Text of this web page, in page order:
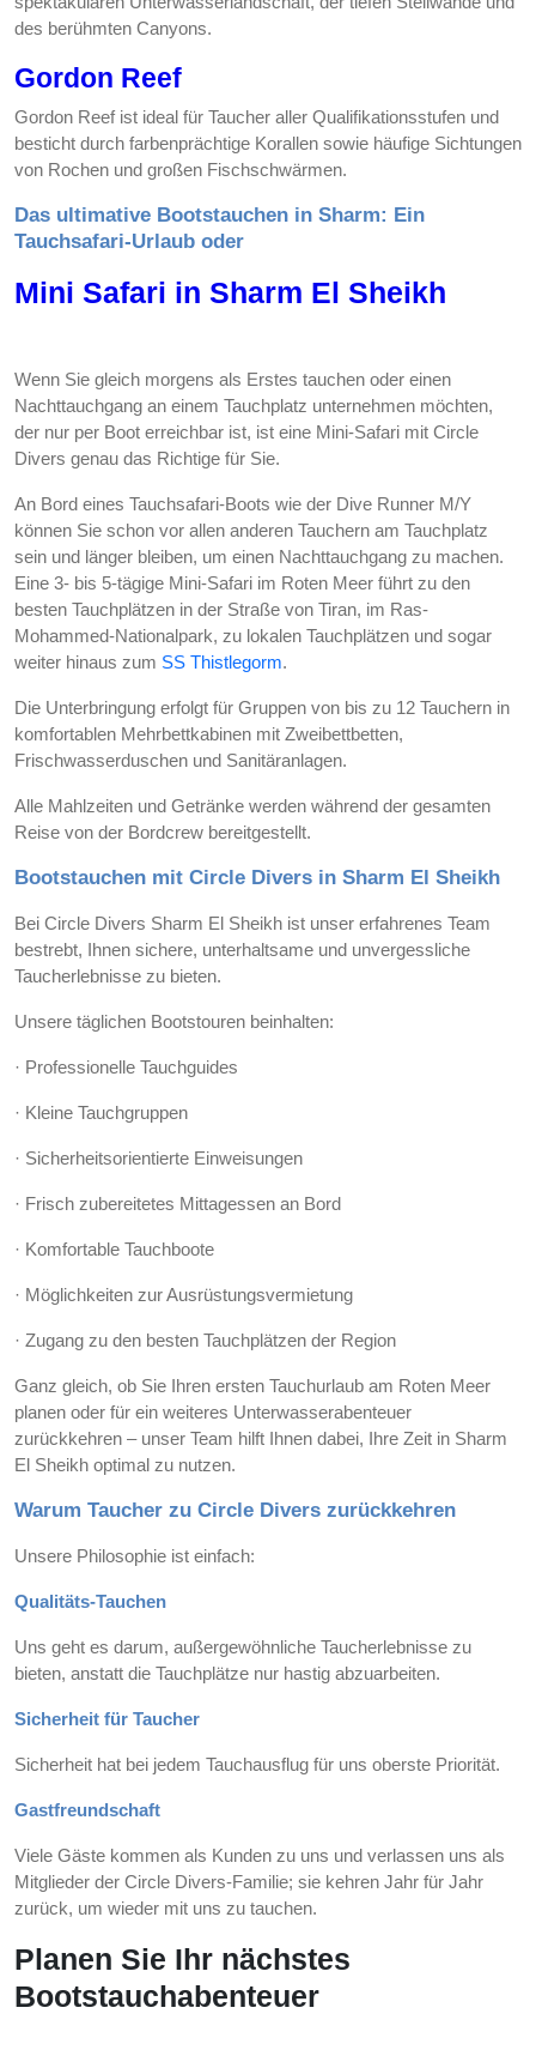
des berühmten Canyons.
Gordon Reef
Gordon Reef ist ideal für Taucher aller Qualifikationsstufen und
besticht durch farbenprächtige Korallen sowie häufige Sichtungen
von Rochen und großen Fischschwärmen.
Das ultimative Bootstauchen in Sharm: Ein
Tauchsafari-Urlaub oder
Mini Safari in Sharm El Sheikh
Wenn Sie gleich morgens als Erstes tauchen oder einen
Nachttauchgang an einem Tauchplatz unternehmen möchten,
der nur per Boot erreichbar ist, ist eine Mini-Safari mit Circle
Divers genau das Richtige für Sie.
An Bord eines Tauchsafari-Boots wie der Dive Runner M/Y
können Sie schon vor allen anderen Tauchern am Tauchplatz
sein und länger bleiben, um einen Nachttauchgang zu machen.
Eine 3- bis 5-tägige Mini-Safari im Roten Meer führt zu den
besten Tauchplätzen in der Straße von Tiran, im Ras-
Mohammed-Nationalpark, zu lokalen Tauchplätzen und sogar
weiter hinaus zum SS Thistlegorm.
Die Unterbringung erfolgt für Gruppen von bis zu 12 Tauchern in
komfortablen Mehrbettkabinen mit Zweibettbetten,
Frischwasserduschen und Sanitäranlagen.
Alle Mahlzeiten und Getränke werden während der gesamten
Reise von der Bordcrew bereitgestellt.
Bootstauchen mit Circle Divers in Sharm El Sheikh
Bei Circle Divers Sharm El Sheikh ist unser erfahrenes Team
bestrebt, Ihnen sichere, unterhaltsame und unvergessliche
Taucherlebnisse zu bieten.
Unsere täglichen Bootstouren beinhalten:
· Professionelle Tauchguides
· Kleine Tauchgruppen
· Sicherheitsorientierte Einweisungen
· Frisch zubereitetes Mittagessen an Bord
· Komfortable Tauchboote
· Möglichkeiten zur Ausrüstungsvermietung
· Zugang zu den besten Tauchplätzen der Region
Ganz gleich, ob Sie Ihren ersten Tauchurlaub am Roten Meer
planen oder für ein weiteres Unterwasserabenteuer
zurückkehren – unser Team hilft Ihnen dabei, Ihre Zeit in Sharm
El Sheikh optimal zu nutzen.
Warum Taucher zu Circle Divers zurückkehren
Unsere Philosophie ist einfach:
Qualitäts-Tauchen
Uns geht es darum, außergewöhnliche Taucherlebnisse zu
bieten, anstatt die Tauchplätze nur hastig abzuarbeiten.
Sicherheit für Taucher
Sicherheit hat bei jedem Tauchausflug für uns oberste Priorität.
Gastfreundschaft
Viele Gäste kommen als Kunden zu uns und verlassen uns als
Mitglieder der Circle Divers-Familie; sie kehren Jahr für Jahr
zurück, um wieder mit uns zu tauchen.
Planen Sie Ihr nächstes
Bootstauchabenteuer